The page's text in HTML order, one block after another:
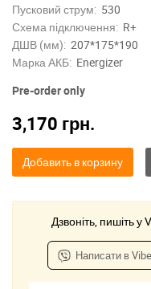
Пусковий струм: 530
Схема підключення: R+
ДШВ (мм): 207*175*190
Марка АКБ: Energizer
Pre-order only
3,170 грн.
Добавить в корзину
Дзвоніть, пишіть
Написати в